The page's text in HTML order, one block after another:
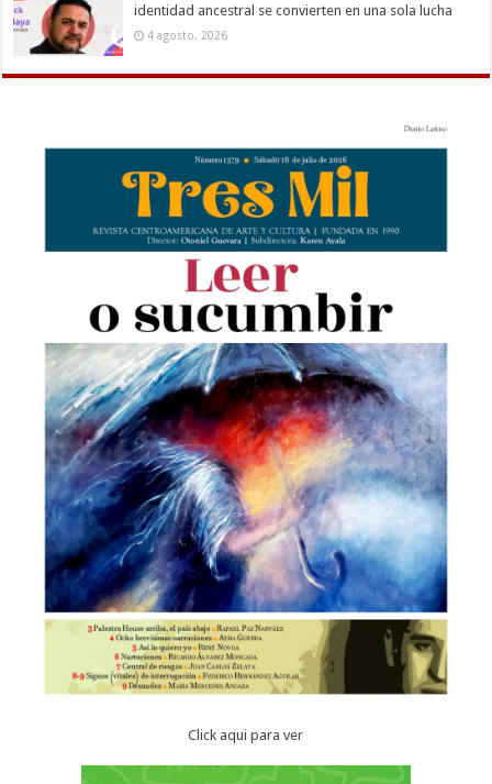
identidad ancestral se convierten en una sola lucha
4 agosto, 2026
Click aqui para ver